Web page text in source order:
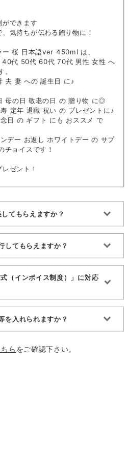
ができます
気持ちが伝わる贈り物に！
ー 桜 日本語ver 450ml は、
代 50代 60代 70代 男性 女性 へ
夫 妻 への 誕生日 に♪
母の日 敬老の日 の 贈り物 に◎
定年 退職 祝い の プレゼントに♪
日 の ギフト にも おススメ で
デー お返し ホワイトデー の サプ
チョイスです！
ゼント！
てもらえますか？
してもらえますか？
（インボイス制度）」に対応
を入れられますか？
ら をご確認下さい。